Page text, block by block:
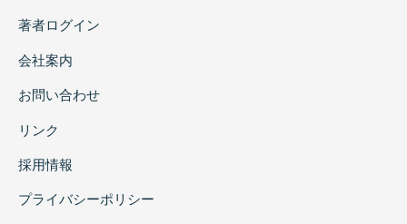
著者ログイン
会社案内
お問い合わせ
リンク
採用情報
プライバシーポリシー